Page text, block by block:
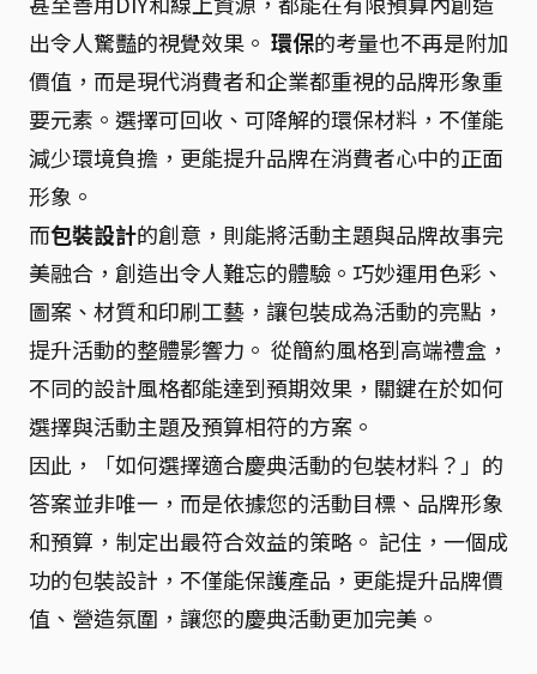
出令人驚豔的視覺效果。 環保的考量也不再是附加
價值，而是現代消費者和企業都重視的品牌形象重
要元素。選擇可回收、可降解的環保材料，不僅能
減少環境負擔，更能提升品牌在消費者心中的正面
形象。
而包裝設計的創意，則能將活動主題與品牌故事完
美融合，創造出令人難忘的體驗。巧妙運用色彩、
圖案、材質和印刷工藝，讓包裝成為活動的亮點，
提升活動的整體影響力。 從簡約風格到高端禮盒，
不同的設計風格都能達到預期效果，關鍵在於如何
選擇與活動主題及預算相符的方案。
因此，「如何選擇適合慶典活動的包裝材料？」的
答案並非唯一，而是依據您的活動目標、品牌形象
和預算，制定出最符合效益的策略。 記住，一個成
功的包裝設計，不僅能保護產品，更能提升品牌價
值、營造氛圍，讓您的慶典活動更加完美。